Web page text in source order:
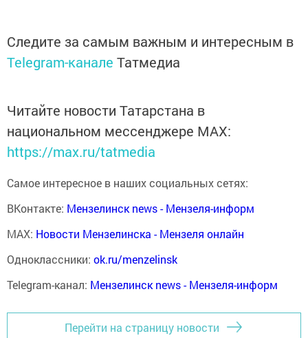
Следите за самым важным и интересным в
Telegram-канале Татмедиа
Читайте новости Татарстана в
национальном мессенджере MАХ:
https://max.ru/tatmedia
Самое интересное в наших социальных сетях:
ВКонтакте: Мензелинск news - Мензеля-информ
MAX: Новости Мензелинска - Мензеля онлайн
Одноклассники: ok.ru/menzelinsk
Telegram-канал: Мензелинск news - Мензеля-информ
Перейти на страницу новости